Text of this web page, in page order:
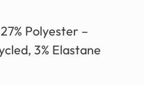
Polyester –
3% Elastane